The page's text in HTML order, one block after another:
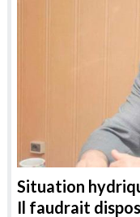
Situation
Il faudrait